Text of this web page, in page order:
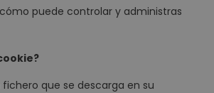
puede controlar y administras
fichero que se descarga en su